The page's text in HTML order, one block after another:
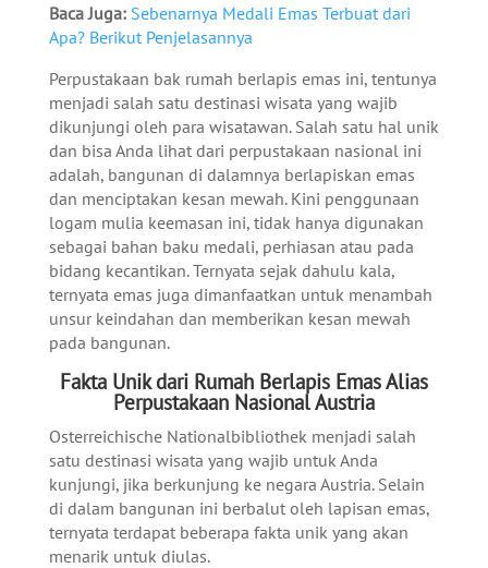
Baca Juga: Sebenarnya Medali Emas Terbuat dari
Apa? Berikut Penjelasannya
Perpustakaan bak rumah berlapis emas ini, tentunya
menjadi salah satu destinasi wisata yang wajib
dikunjungi oleh para wisatawan. Salah satu hal unik
dan bisa Anda lihat dari perpustakaan nasional ini
adalah, bangunan di dalamnya berlapiskan emas
dan menciptakan kesan mewah. Kini penggunaan
logam mulia keemasan ini, tidak hanya digunakan
sebagai bahan baku medali, perhiasan atau pada
bidang kecantikan. Ternyata sejak dahulu kala,
ternyata emas juga dimanfaatkan untuk menambah
unsur keindahan dan memberikan kesan mewah
pada bangunan.
Fakta Unik dari Rumah Berlapis Emas Alias
Perpustakaan Nasional Austria
Osterreichische Nationalbibliothek menjadi salah
satu destinasi wisata yang wajib untuk Anda
kunjungi, jika berkunjung ke negara Austria. Selain
di dalam bangunan ini berbalut oleh lapisan emas,
ternyata terdapat beberapa fakta unik yang akan
menarik untuk diulas.